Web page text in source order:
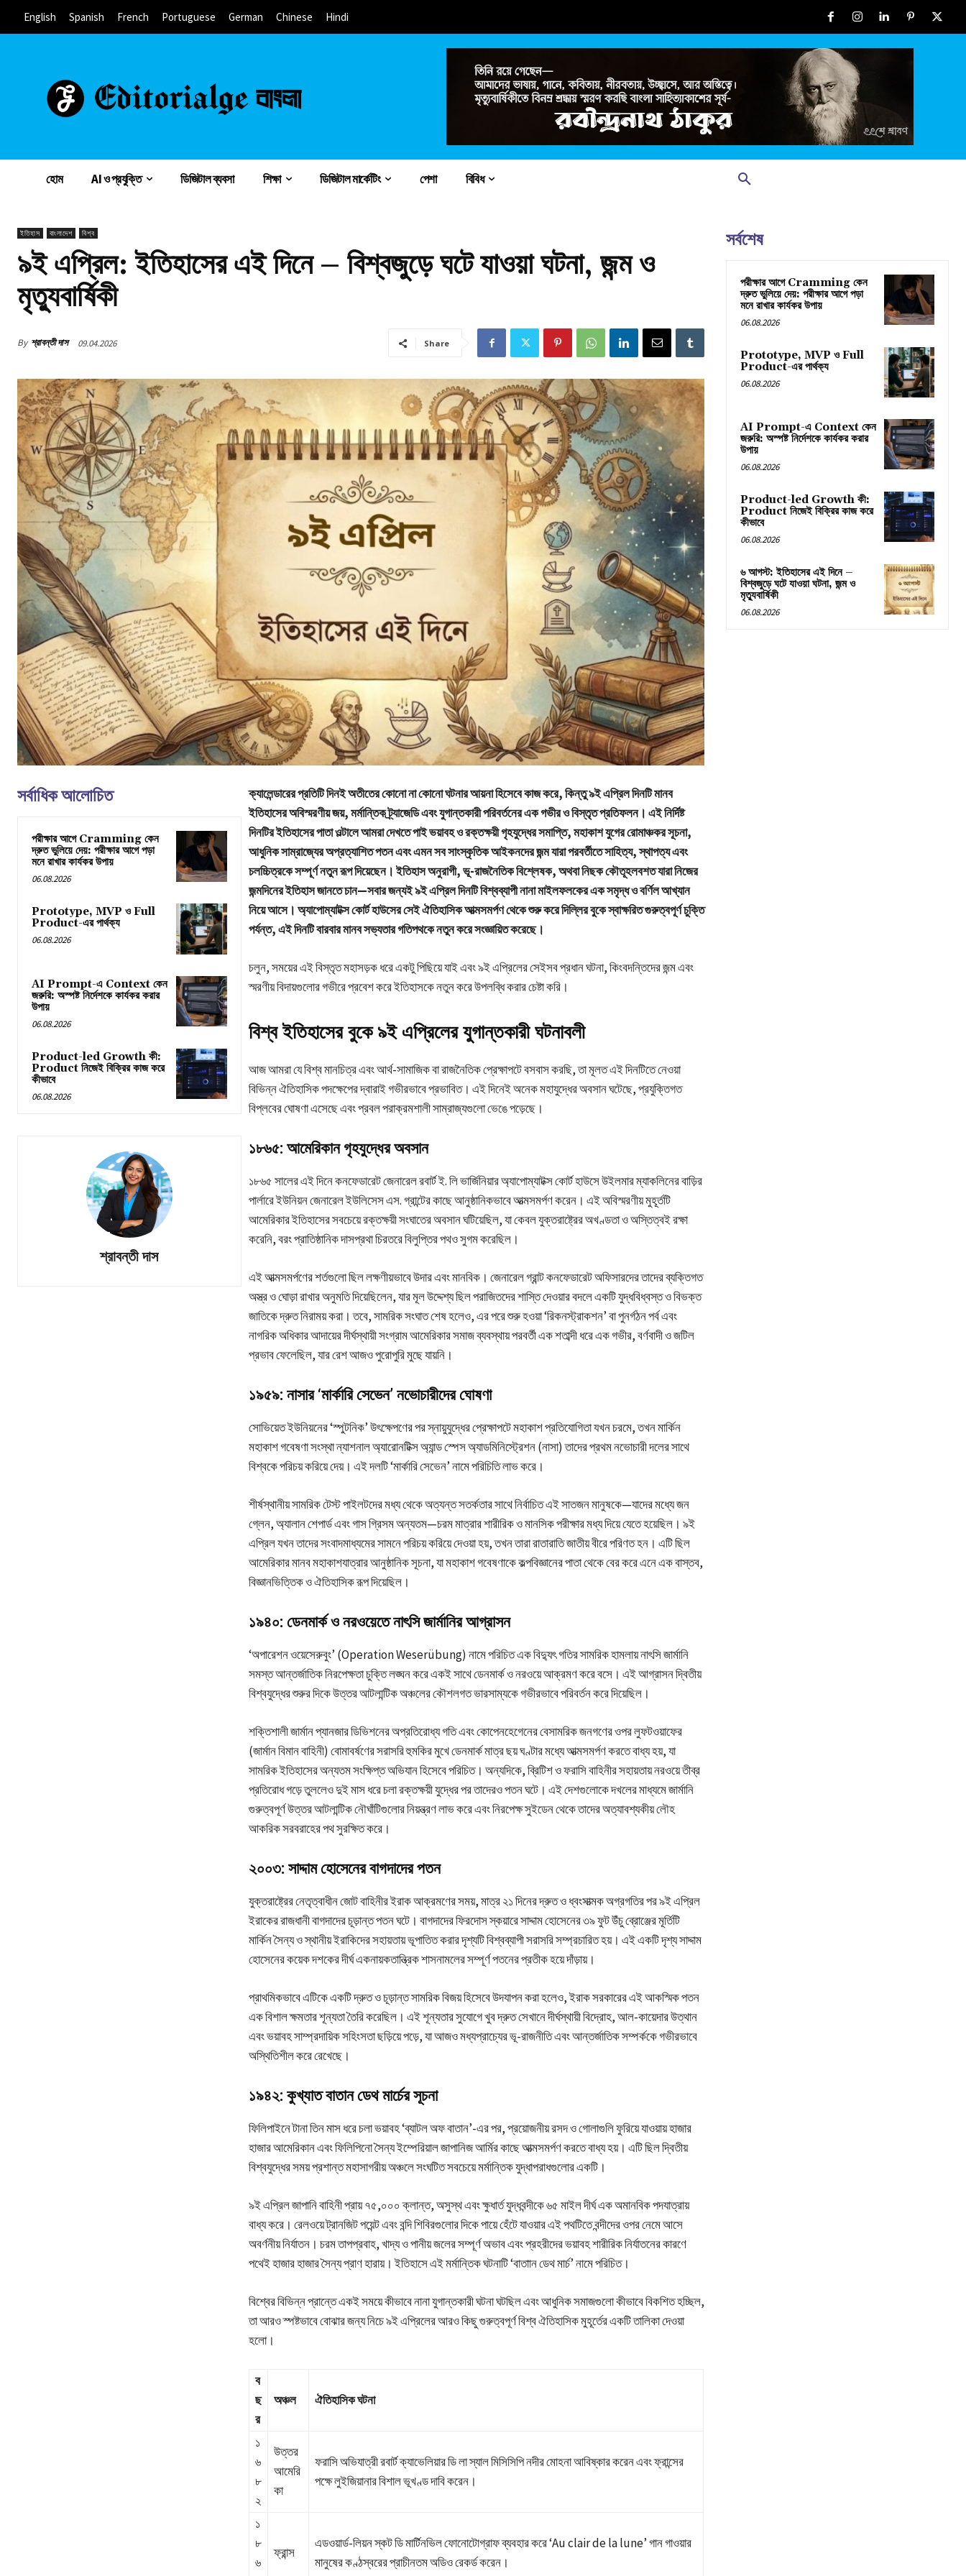
English Spanish French Portuguese German Chinese Hindi
হোম AI ও প্রযুক্তি ডিজিটাল ব্যবসা শিক্ষা ডিজিটাল মার্কেটিং পেশা বিবিধ
ইতিহাস বাংলাদেশ বিশ্ব
৯ই এপ্রিল: ইতিহাসের এই দিনে – বিশ্বজুড়ে ঘটে যাওয়া ঘটনা, জন্ম ও
মৃত্যুবার্ষিকী
By শ্রাবন্তী দাস 09.04.2026 Share
সর্বাধিক আলোচিত
পরীক্ষার আগে Cramming কেন
দ্রুত ভুলিয়ে দেয়: পরীক্ষার আগে পড়া
মনে রাখার কার্যকর উপায়
06.08.2026
Prototype, MVP ও Full
Product-এর পার্থক্য
06.08.2026
AI Prompt-এ Context কেন
জরুরি: অস্পষ্ট নির্দেশকে কার্যকর করার
উপায়
06.08.2026
Product-led Growth কী:
Product নিজেই বিক্রির কাজ করে
কীভাবে
06.08.2026
শ্রাবন্তী দাস
ক্যালেন্ডারের প্রতিটি দিনই অতীতের কোনো না কোনো ঘটনার আয়না হিসেবে কাজ করে, কিন্তু ৯ই এপ্রিল দিনটি মানব
ইতিহাসের অবিস্মরণীয় জয়, মর্মান্তিক ট্র্যাজেডি এবং যুগান্তকারী পরিবর্তনের এক গভীর ও বিস্তৃত প্রতিফলন। এই নির্দিষ্ট
দিনটির ইতিহাসের পাতা ওল্টালে আমরা দেখতে পাই ভয়াবহ ও রক্তক্ষয়ী গৃহযুদ্ধের সমাপ্তি, মহাকাশ যুগের রোমাঞ্চকর সূচনা,
আধুনিক সাম্রাজ্যের অপ্রত্যাশিত পতন এবং এমন সব সাংস্কৃতিক আইকনদের জন্ম যারা পরবর্তীতে সাহিত্য, স্থাপত্য এবং
চলচ্চিত্রকে সম্পূর্ণ নতুন রূপ দিয়েছেন। ইতিহাস অনুরাগী, ভূ-রাজনৈতিক বিশ্লেষক, অথবা নিছক কৌতূহলবশত যারা নিজের
জন্মদিনের ইতিহাস জানতে চান—সবার জন্যই ৯ই এপ্রিল দিনটি বিশ্বব্যাপী নানা মাইলফলকের এক সমৃদ্ধ ও বর্ণিল আখ্যান
নিয়ে আসে। অ্যাপোম্যাটক্স কোর্ট হাউসের সেই ঐতিহাসিক আত্মসমর্পণ থেকে শুরু করে দিল্লির বুকে স্বাক্ষরিত গুরুত্বপূর্ণ চুক্তি
পর্যন্ত, এই দিনটি বারবার মানব সভ্যতার গতিপথকে নতুন করে সংজ্ঞায়িত করেছে।
চলুন, সময়ের এই বিস্তৃত মহাসড়ক ধরে একটু পিছিয়ে যাই এবং ৯ই এপ্রিলের সেইসব প্রধান ঘটনা, কিংবদন্তিদের জন্ম এবং
স্মরণীয় বিদায়গুলোর গভীরে প্রবেশ করে ইতিহাসকে নতুন করে উপলব্ধি করার চেষ্টা করি।
বিশ্ব ইতিহাসের বুকে ৯ই এপ্রিলের যুগান্তকারী ঘটনাবলী
আজ আমরা যে বিশ্ব মানচিত্র এবং আর্থ-সামাজিক বা রাজনৈতিক প্রেক্ষাপটে বসবাস করছি, তা মূলত এই দিনটিতে নেওয়া
বিভিন্ন ঐতিহাসিক পদক্ষেপের দ্বারাই গভীরভাবে প্রভাবিত। এই দিনেই অনেক মহাযুদ্ধের অবসান ঘটেছে, প্রযুক্তিগত
বিপ্লবের ঘোষণা এসেছে এবং প্রবল পরাক্রমশালী সাম্রাজ্যগুলো ভেঙে পড়েছে।
১৮৬৫: আমেরিকান গৃহযুদ্ধের অবসান
১৮৬৫ সালের এই দিনে কনফেডারেট জেনারেল রবার্ট ই. লি ভার্জিনিয়ার অ্যাপোম্যাটক্স কোর্ট হাউসে উইলমার ম্যাকলিনের বাড়ির
পার্লারে ইউনিয়ন জেনারেল ইউলিসেস এস. গ্রান্টের কাছে আনুষ্ঠানিকভাবে আত্মসমর্পণ করেন। এই অবিস্মরণীয় মুহূর্তটি
আমেরিকার ইতিহাসের সবচেয়ে রক্তক্ষয়ী সংঘাতের অবসান ঘটিয়েছিল, যা কেবল যুক্তরাষ্ট্রের অখণ্ডতা ও অস্তিত্বই রক্ষা
করেনি, বরং প্রাতিষ্ঠানিক দাসপ্রথা চিরতরে বিলুপ্তির পথও সুগম করেছিল।
এই আত্মসমর্পণের শর্তগুলো ছিল লক্ষণীয়ভাবে উদার এবং মানবিক। জেনারেল গ্রান্ট কনফেডারেট অফিসারদের তাদের ব্যক্তিগত
অস্ত্র ও ঘোড়া রাখার অনুমতি দিয়েছিলেন, যার মূল উদ্দেশ্য ছিল পরাজিতদের শাস্তি দেওয়ার বদলে একটি যুদ্ধবিধ্বস্ত ও বিভক্ত
জাতিকে দ্রুত নিরাময় করা। তবে, সামরিক সংঘাত শেষ হলেও, এর পরে শুরু হওয়া ‘রিকনস্ট্রাকশন’ বা পুনর্গঠন পর্ব এবং
নাগরিক অধিকার আদায়ের দীর্ঘস্থায়ী সংগ্রাম আমেরিকার সমাজ ব্যবস্থায় পরবর্তী এক শতাব্দী ধরে এক গভীর, বর্ণবাদী ও জটিল
প্রভাব ফেলেছিল, যার রেশ আজও পুরোপুরি মুছে যায়নি।
১৯৫৯: নাসার ‘মার্কারি সেভেন’ নভোচারীদের ঘোষণা
সোভিয়েত ইউনিয়নের ‘স্পুটনিক’ উৎক্ষেপণের পর স্নায়ুযুদ্ধের প্রেক্ষাপটে মহাকাশ প্রতিযোগিতা যখন চরমে, তখন মার্কিন
মহাকাশ গবেষণা সংস্থা ন্যাশনাল অ্যারোনটিক্স অ্যান্ড স্পেস অ্যাডমিনিস্ট্রেশন (নাসা) তাদের প্রথম নভোচারী দলের সাথে
বিশ্বকে পরিচয় করিয়ে দেয়। এই দলটি ‘মার্কারি সেভেন’ নামে পরিচিতি লাভ করে।
শীর্ষস্থানীয় সামরিক টেস্ট পাইলটদের মধ্য থেকে অত্যন্ত সতর্কতার সাথে নির্বাচিত এই সাতজন মানুষকে—যাদের মধ্যে জন
গ্লেন, অ্যালান শেপার্ড এবং গাস গ্রিসম অন্যতম—চরম মাত্রার শারীরিক ও মানসিক পরীক্ষার মধ্য দিয়ে যেতে হয়েছিল। ৯ই
এপ্রিল যখন তাদের সংবাদমাধ্যমের সামনে পরিচয় করিয়ে দেওয়া হয়, তখন তারা রাতারাতি জাতীয় বীরে পরিণত হন। এটি ছিল
আমেরিকার মানব মহাকাশযাত্রার আনুষ্ঠানিক সূচনা, যা মহাকাশ গবেষণাকে কল্পবিজ্ঞানের পাতা থেকে বের করে এনে এক বাস্তব,
বিজ্ঞানভিত্তিক ও ঐতিহাসিক রূপ দিয়েছিল।
১৯৪০: ডেনমার্ক ও নরওয়েতে নাৎসি জার্মানির আগ্রাসন
‘অপারেশন ওয়েসেরুবুং’ (Operation Weserübung) নামে পরিচিত এক বিদ্যুৎ গতির সামরিক হামলায় নাৎসি জার্মানি
সমস্ত আন্তর্জাতিক নিরপেক্ষতা চুক্তি লঙ্ঘন করে একই সাথে ডেনমার্ক ও নরওয়ে আক্রমণ করে বসে। এই আগ্রাসন দ্বিতীয়
বিশ্বযুদ্ধের শুরুর দিকে উত্তর আটলান্টিক অঞ্চলের কৌশলগত ভারসাম্যকে গভীরভাবে পরিবর্তন করে দিয়েছিল।
শক্তিশালী জার্মান প্যানজার ডিভিশনের অপ্রতিরোধ্য গতি এবং কোপেনহেগেনের বেসামরিক জনগণের ওপর লুফটওয়াফের
(জার্মান বিমান বাহিনী) বোমাবর্ষণের সরাসরি হুমকির মুখে ডেনমার্ক মাত্র ছয় ঘণ্টার মধ্যে আত্মসমর্পণ করতে বাধ্য হয়, যা
সামরিক ইতিহাসের অন্যতম সংক্ষিপ্ত অভিযান হিসেবে পরিচিত। অন্যদিকে, ব্রিটিশ ও ফরাসি বাহিনীর সহায়তায় নরওয়ে তীব্র
প্রতিরোধ গড়ে তুললেও দুই মাস ধরে চলা রক্তক্ষয়ী যুদ্ধের পর তাদেরও পতন ঘটে। এই দেশগুলোকে দখলের মাধ্যমে জার্মানি
গুরুত্বপূর্ণ উত্তর আটলান্টিক নৌঘাঁটিগুলোর নিয়ন্ত্রণ লাভ করে এবং নিরপেক্ষ সুইডেন থেকে তাদের অত্যাবশ্যকীয় লৌহ
আকরিক সরবরাহের পথ সুরক্ষিত করে।
২০০৩: সাদ্দাম হোসেনের বাগদাদের পতন
যুক্তরাষ্ট্রের নেতৃত্বাধীন জোট বাহিনীর ইরাক আক্রমণের সময়, মাত্র ২১ দিনের দ্রুত ও ধ্বংসাত্মক অগ্রগতির পর ৯ই এপ্রিল
ইরাকের রাজধানী বাগদাদের চূড়ান্ত পতন ঘটে। বাগদাদের ফিরদোস স্কয়ারে সাদ্দাম হোসেনের ৩৯ ফুট উঁচু ব্রোঞ্জের মূর্তিটি
মার্কিন সৈন্য ও স্থানীয় ইরাকিদের সহায়তায় ভূপাতিত করার দৃশ্যটি বিশ্বব্যাপী সরাসরি সম্প্রচারিত হয়। এই একটি দৃশ্য সাদ্দাম
হোসেনের কয়েক দশকের দীর্ঘ একনায়কতান্ত্রিক শাসনামলের সম্পূর্ণ পতনের প্রতীক হয়ে দাঁড়ায়।
প্রাথমিকভাবে এটিকে একটি দ্রুত ও চূড়ান্ত সামরিক বিজয় হিসেবে উদযাপন করা হলেও, ইরাক সরকারের এই আকস্মিক পতন
এক বিশাল ক্ষমতার শূন্যতা তৈরি করেছিল। এই শূন্যতার সুযোগে খুব দ্রুত সেখানে দীর্ঘস্থায়ী বিদ্রোহ, আল-কায়েদার উত্থান
এবং ভয়াবহ সাম্প্রদায়িক সহিংসতা ছড়িয়ে পড়ে, যা আজও মধ্যপ্রাচ্যের ভূ-রাজনীতি এবং আন্তর্জাতিক সম্পর্ককে গভীরভাবে
অস্থিতিশীল করে রেখেছে।
১৯৪২: কুখ্যাত বাতান ডেথ মার্চের সূচনা
ফিলিপাইনে টানা তিন মাস ধরে চলা ভয়াবহ ‘ব্যাটল অফ বাতান’-এর পর, প্রয়োজনীয় রসদ ও গোলাগুলি ফুরিয়ে যাওয়ায় হাজার
হাজার আমেরিকান এবং ফিলিপিনো সৈন্য ইম্পেরিয়াল জাপানিজ আর্মির কাছে আত্মসমর্পণ করতে বাধ্য হয়। এটি ছিল দ্বিতীয়
বিশ্বযুদ্ধের সময় প্রশান্ত মহাসাগরীয় অঞ্চলে সংঘটিত সবচেয়ে মর্মান্তিক যুদ্ধাপরাধগুলোর একটি।
৯ই এপ্রিল জাপানি বাহিনী প্রায় ৭৫,০০০ ক্লান্ত, অসুস্থ এবং ক্ষুধার্ত যুদ্ধবন্দীকে ৬৫ মাইল দীর্ঘ এক অমানবিক পদযাত্রায়
বাধ্য করে। রেলওয়ে ট্রানজিট পয়েন্ট এবং বন্দি শিবিরগুলোর দিকে পায়ে হেঁটে যাওয়ার এই পথটিতে বন্দীদের ওপর নেমে আসে
অবর্ণনীয় নির্যাতন। চরম তাপপ্রবাহ, খাদ্য ও পানীয় জলের সম্পূর্ণ অভাব এবং প্রহরীদের ভয়াবহ শারীরিক নির্যাতনের কারণে
পথেই হাজার হাজার সৈন্য প্রাণ হারায়। ইতিহাসে এই মর্মান্তিক ঘটনাটি ‘বাতাান ডেথ মার্চ’ নামে পরিচিত।
বিশ্বের বিভিন্ন প্রান্তে একই সময়ে কীভাবে নানা যুগান্তকারী ঘটনা ঘটছিল এবং আধুনিক সমাজগুলো কীভাবে বিকশিত হচ্ছিল,
তা আরও স্পষ্টভাবে বোঝার জন্য নিচে ৯ই এপ্রিলের আরও কিছু গুরুত্বপূর্ণ বিশ্ব ঐতিহাসিক মুহূর্তের একটি তালিকা দেওয়া
হলো।
ব
ছ
র
অঞ্চল ঐতিহাসিক ঘটনা
১
৬
৮
২
উত্তর
আমেরি
কা
ফরাসি অভিযাত্রী রবার্ট ক্যাভেলিয়ার ডি লা স্যাল মিসিসিপি নদীর মোহনা আবিষ্কার করেন এবং ফ্রান্সের
পক্ষে লুইজিয়ানার বিশাল ভূখণ্ড দাবি করেন।
১
৮
৬
ফ্রান্স
এডওয়ার্ড-লিয়ন স্কট ডি মার্টিনভিল ফোনোটোগ্রাফ ব্যবহার করে ‘Au clair de la lune’ গান গাওয়ার
মানুষের কণ্ঠস্বরের প্রাচীনতম অডিও রেকর্ড করেন।
সর্বশেষ
পরীক্ষার আগে Cramming কেন
দ্রুত ভুলিয়ে দেয়: পরীক্ষার আগে পড়া
মনে রাখার কার্যকর উপায়
06.08.2026
Prototype, MVP ও Full
Product-এর পার্থক্য
06.08.2026
AI Prompt-এ Context কেন
জরুরি: অস্পষ্ট নির্দেশকে কার্যকর করার
উপায়
06.08.2026
Product-led Growth কী:
Product নিজেই বিক্রির কাজ করে
কীভাবে
06.08.2026
৬ আগস্ট: ইতিহাসের এই দিনে –
বিশ্বজুড়ে ঘটে যাওয়া ঘটনা, জন্ম ও
মৃত্যুবার্ষিকী
06.08.2026